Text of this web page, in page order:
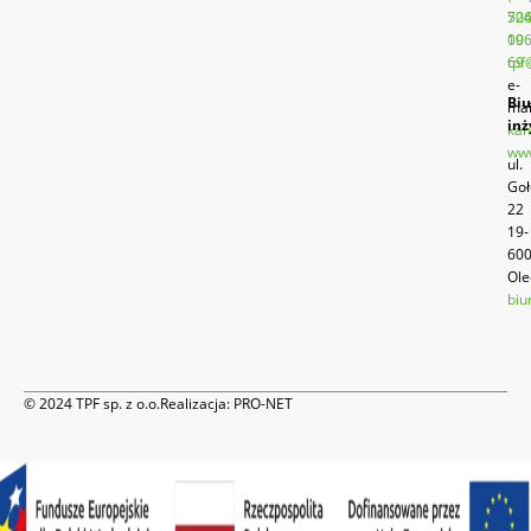
526
19
69
e-
704
006
ul.
22
19-
600
© 2024 TPF sp. z o.o.Realizacja: PRO-NET